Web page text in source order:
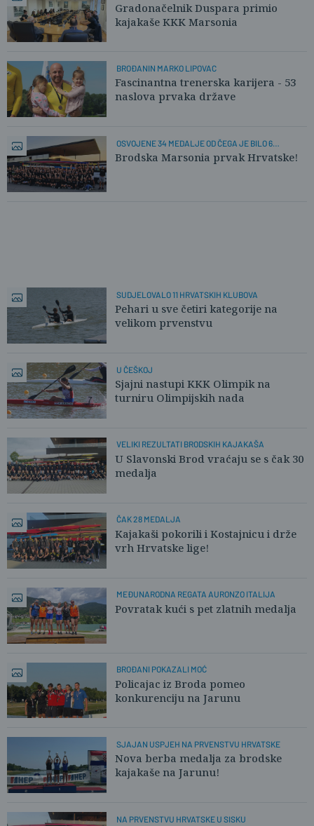
GODINE
Gradonačelnik Duspara primio
kajakaše KKK Marsonia
BROĐANIN MARKO LIPOVAC
Fascinantna trenerska karijera - 53
naslova prvaka države
OSVOJENE 34 MEDALJE OD ČEGA JE BILO 6
ZLATNIH
Brodska Marsonia prvak Hrvatske!
SUDJELOVALO 11 HRVATSKIH KLUBOVA
Pehari u sve četiri kategorije na
velikom prvenstvu
U ČEŠKOJ
Sjajni nastupi KKK Olimpik na
turniru Olimpijskih nada
VELIKI REZULTATI BRODSKIH KAJAKAŠA
U Slavonski Brod vraćaju se s čak 30
medalja
ČAK 28 MEDALJA
Kajakaši pokorili i Kostajnicu i drže
vrh Hrvatske lige!
MEĐUNARODNA REGATA AURONZO ITALIJA
Povratak kući s pet zlatnih medalja
BROĐANI POKAZALI MOĆ
Policajac iz Broda pomeo
konkurenciju na Jarunu
SJAJAN USPJEH NA PRVENSTVU HRVATSKE
Nova berba medalja za brodske
kajakaše na Jarunu!
NA PRVENSTVU HRVATSKE U SISKU